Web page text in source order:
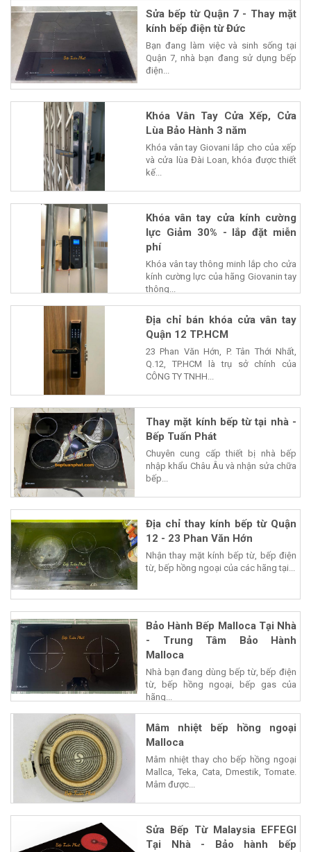
Sửa bếp từ Quận 7 - Thay mặt
kính bếp điện từ Đức
Bạn đang làm việc và sinh sống tại
Quận 7, nhà bạn đang sử dụng bếp
điện...
Khóa Vân Tay Cửa Xếp, Cửa
Lùa Bảo Hành 3 năm
Khóa vân tay Giovani lắp cho của xếp
và cửa lùa Đài Loan, khóa được thiết
kế...
Khóa vân tay cửa kính cường
lực Giảm 30% - lắp đặt miễn
phí
Khóa vân tay thông minh lắp cho cửa
kính cường lực của hãng Giovanin tay
thông...
Địa chỉ bán khóa cửa vân tay
Quận 12 TP.HCM
23 Phan Văn Hớn, P. Tân Thới Nhất,
Q.12, TP.HCM là trụ sở chính của
CÔNG TY TNHH...
Thay mặt kính bếp từ tại nhà -
Bếp Tuấn Phát
Chuyên cung cấp thiết bị nhà bếp
nhập khẩu Châu Âu và nhận sửa chữa
bếp...
Địa chỉ thay kính bếp từ Quận
12 - 23 Phan Văn Hớn
Nhận thay mặt kính bếp từ, bếp điện
từ, bếp hồng ngoại của các hãng tại...
Bảo Hành Bếp Malloca Tại Nhà
- Trung Tâm Bảo Hành
Malloca
Nhà bạn đang dùng bếp từ, bếp điện
từ, bếp hồng ngoại, bếp gas của
hãng...
Mâm nhiệt bếp hồng ngoại
Malloca
Mâm nhiệt thay cho bếp hồng ngoại
Mallca, Teka, Cata, Dmestik, Tomate.
Mâm được...
Sửa Bếp Từ Malaysia EFFEGI
Tại Nhà - Bảo hành bếp